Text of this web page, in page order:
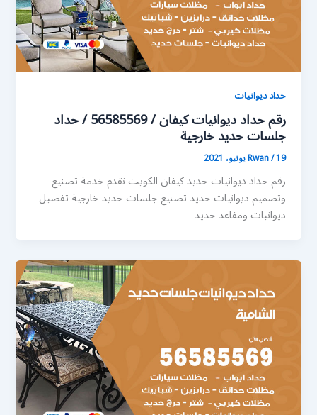
حداد ديوانيات
رقم حداد ديوانيات كيفان / 56585569 / حداد
جلسات حديد خارجية
Rwan/19 يونيو، 2021
رقم حداد ديوانيات حديد كيفان الكويت نقدم خدمة تصنيع
وتصميم ديوانيات حديد تصنيع جلسات حديد خارجية تفصيل
ديوانيات ومقاعد حديد